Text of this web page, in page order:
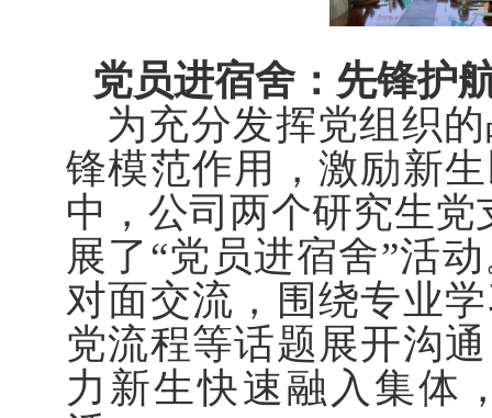
党员进宿舍：先锋护
为充分发挥党组织
锋模范作用，激励新
中，公司两个研究生党
展了“党员进宿舍”活
对面交流，围绕专业
党流程等话题展开沟
力新生快速融入集体